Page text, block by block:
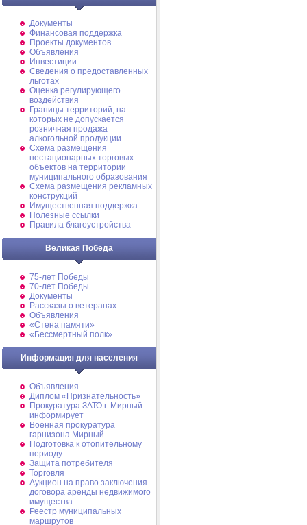
Документы
Финансовая поддержка
Проекты документов
Объявления
Инвестиции
Сведения о предоставленных
льготах
Оценка регулирующего
воздействия
Границы территорий, на
которых не допускается
розничная продажа
алкогольной продукции
Схема размещения
нестационарных торговых
объектов на территории
муниципального образования
Схема размещения рекламных
конструкций
Имущественная поддержка
Полезные ссылки
Правила благоустройства
Великая Победа
75-лет Победы
70-лет Победы
Документы
Рассказы о ветеранах
Объявления
«Стена памяти»
«Бессмертный полк»
Информация для населения
Объявления
Диплом «Признательность»
Прокуратура ЗАТО г. Мирный
информирует
Военная прокуратура
гарнизона Мирный
Подготовка к отопительному
периоду
Защита потребителя
Торговля
Аукцион на право заключения
договора аренды недвижимого
имущества
Реестр муниципальных
маршрутов